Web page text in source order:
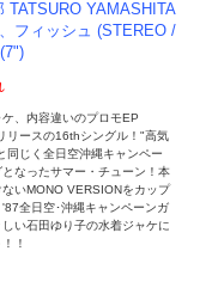
TATSURO YAMASHITA
フィッシュ (STEREO /
、内容違いのプロモEP
リースの16thシングル！"高気
同じく全日空沖縄キャンペー
となったサマー・チューン！本
いMONO VERSIONをカップ
'87全日空･沖縄キャンペーンガ
しい石田ゆり子の水着ジャケに
！